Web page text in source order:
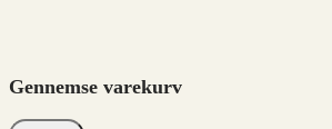
Gennemse varekurv